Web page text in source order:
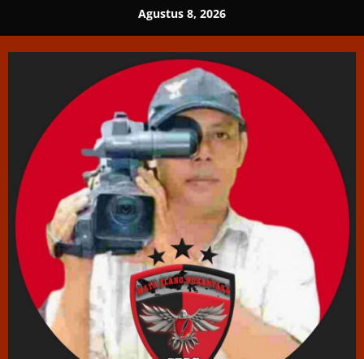
to
content
Agustus 8, 2026